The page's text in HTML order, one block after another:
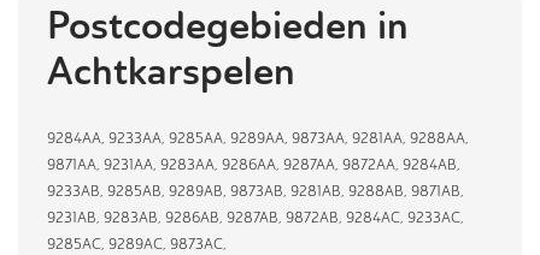
Postcodegebieden in
Achtkarspelen
9284AA, 9233AA, 9285AA, 9289AA, 9873AA, 9281AA, 9288AA,
9871AA, 9231AA, 9283AA, 9286AA, 9287AA, 9872AA, 9284AB,
9233AB, 9285AB, 9289AB, 9873AB, 9281AB, 9288AB, 9871AB,
9231AB, 9283AB, 9286AB, 9287AB, 9872AB, 9284AC, 9233AC,
9285AC, 9289AC, 9873AC,